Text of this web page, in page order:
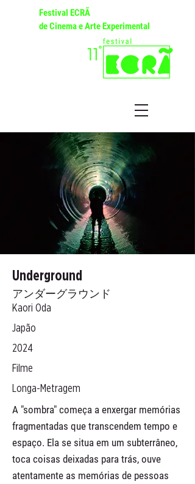
Festival ECRÃ
de Cinema e Arte Experimental
Underground
アンダーグラウンド
Kaori Oda
Japão
2024
Filme
Longa-Metragem
A "sombra" começa a enxergar memórias
fragmentadas que transcendem tempo e
espaço. Ela se situa em um subterrâneo,
toca coisas deixadas para trás, ouve
atentamente as memórias de pessoas